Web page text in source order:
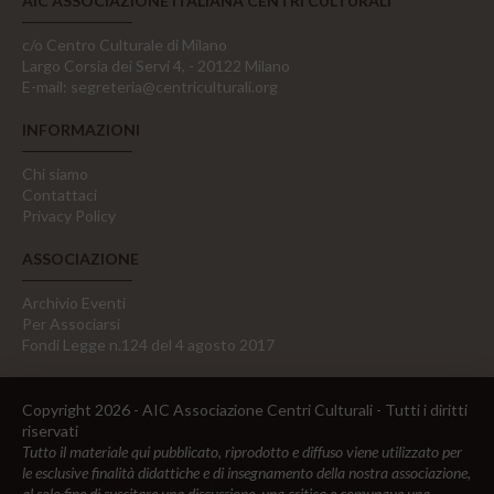
c/o Centro Culturale di Milano
Largo Corsia dei Servi 4, - 20122 Milano
E-mail: segreteria@centriculturali.org
INFORMAZIONI
Chi siamo
Contattaci
Privacy Policy
ASSOCIAZIONE
Archivio Eventi
Per Associarsi
Fondi Legge n.124 del 4 agosto 2017
Copyright 2026 - AIC Associazione Centri Culturali - Tutti i diritti
riservati
Tutto il materiale qui pubblicato, riprodotto e diffuso viene utilizzato per
le esclusive finalità didattiche e di insegnamento della nostra associazione,